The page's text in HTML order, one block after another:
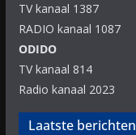
TV kanaal 1387
RADIO kanaal 1087
ODIDO
TV kanaal 814
Radio kanaal 2023
Laatste berichten